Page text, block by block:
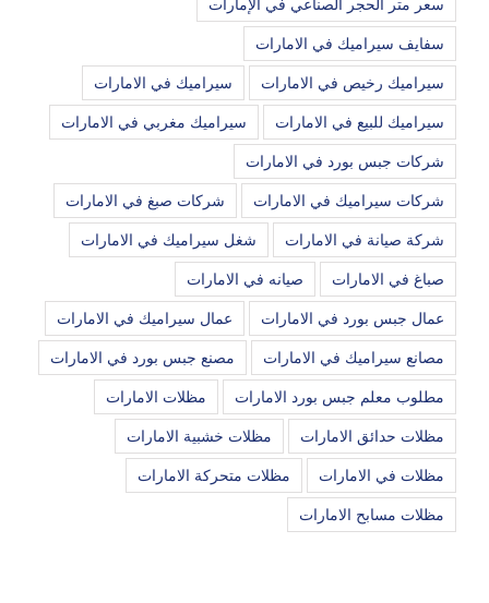
سعر متر الحجر الصناعي في الإمارات
سفايف سيراميك في الامارات
سيراميك رخيص في الامارات سيراميك في الامارات
سيراميك للبيع في الامارات سيراميك مغربي في الامارات
شركات جبس بورد في الامارات
شركات سيراميك في الامارات شركات صبغ في الامارات
شركة صيانة في الامارات شغل سيراميك في الامارات
صباغ في الامارات صيانه في الامارات
عمال جبس بورد في الامارات عمال سيراميك في الامارات
مصانع سيراميك في الامارات مصنع جبس بورد في الامارات
مطلوب معلم جبس بورد الامارات مظلات الامارات
مظلات حدائق الامارات مظلات خشبية الامارات
مظلات في الامارات مظلات متحركة الامارات
مظلات مسابح الامارات